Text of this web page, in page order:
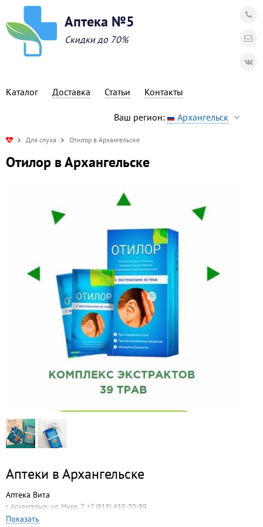
Аптека №5
Скидки до 70%
Каталог Доставка Статьи Контакты
Ваш регион: Архангельск
Для слуха Отилор в Архангельске
Отилор в Архангельске
Аптеки в Архангельске
Аптека Вита
г. Архангельск, ул. Мира, 7, +7 (818) 450-30-99
Показать